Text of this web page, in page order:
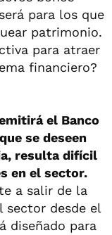
para los que
patrimonio.
para atraer
financiero?
el Banco
se deseen
resulta difícil
en el sector.
a salir de la
sector desde el
diseñado para